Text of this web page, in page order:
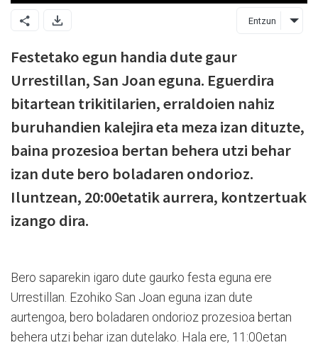
Entzun
Festetako egun handia dute gaur
Urrestillan, San Joan eguna. Eguerdira
bitartean trikitilarien, erraldoien nahiz
buruhandien kalejira eta meza izan dituzte,
baina prozesioa bertan behera utzi behar
izan dute bero boladaren ondorioz.
Iluntzean, 20:00etatik aurrera, kontzertuak
izango dira.
Bero saparekin igaro dute gaurko festa eguna ere
Urrestillan. Ezohiko San Joan eguna izan dute
aurtengoa, bero boladaren ondorioz prozesioa bertan
behera utzi behar izan dutelako. Hala ere, 11:00etan